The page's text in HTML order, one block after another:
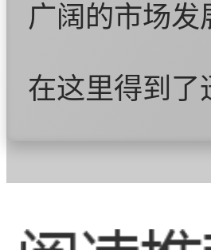
广阔的市场
在这里得到了
和健康产品，